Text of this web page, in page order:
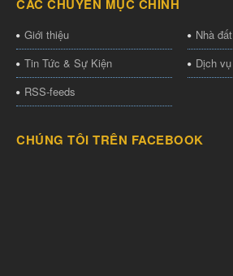
CÁC CHUYÊN MỤC CHÍNH
Giới thiệu
Nhà đất
Tin Tức & Sự Kiện
Dịch vụ
RSS-feeds
CHÚNG TÔI TRÊN FACEBOOK